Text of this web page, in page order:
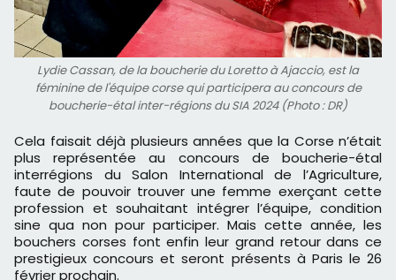
Lydie Cassan, de la boucherie du Loretto à Ajaccio, est la
féminine de l'équipe corse qui participera au concours de
boucherie-étal inter-régions du SIA 2024 (Photo : DR)
Cela faisait déjà plusieurs années que la Corse n’était
plus représentée au concours de boucherie-étal
interrégions du Salon International de l’Agriculture,
faute de pouvoir trouver une femme exerçant cette
profession et souhaitant intégrer l’équipe, condition
sine qua non pour participer. Mais cette année, les
bouchers corses font enfin leur grand retour dans ce
prestigieux concours et seront présents à Paris le 26
février prochain.